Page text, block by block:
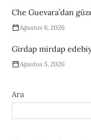
Che Guevara’dan
Ağustos 6, 2026
Girdap mirdap
Ağustos 5, 2026
Ara